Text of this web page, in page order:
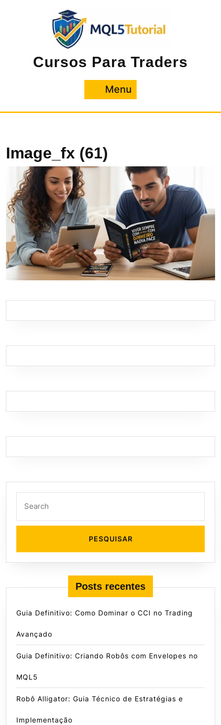
Cursos Para Traders
Menu
Image_fx (61)
Posts recentes
Guia Definitivo: Como Dominar o CCI no Trading
Avançado
Guia Definitivo: Criando Robôs com Envelopes no
MQL5
Robô Alligator: Guia Técnico de Estratégias e
Implementação